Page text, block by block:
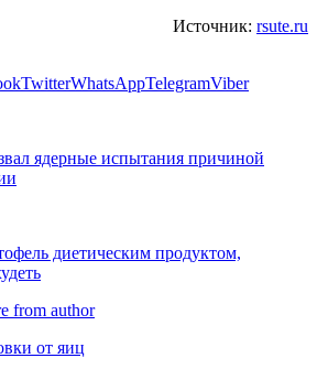
Источник: rsute.ru
TwitterWhatsAppTelegramViber
ядерные испытания причиной
диетическим продуктом,
from author
от яиц